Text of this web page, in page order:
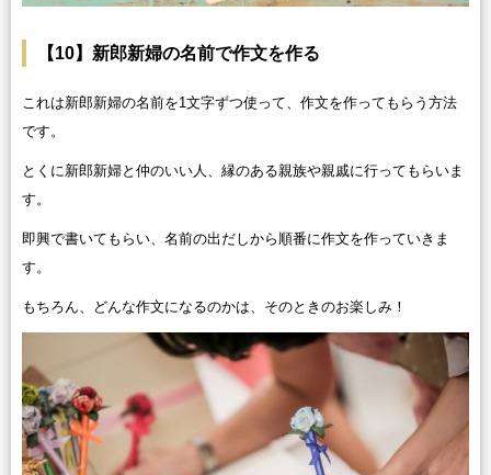
【10】新郎新婦の名前で作文を作る
これは新郎新婦の名前を1文字ずつ使って、作文を作ってもらう方法
です。
とくに新郎新婦と仲のいい人、縁のある親族や親戚に行ってもらいま
す。
即興で書いてもらい、名前の出だしから順番に作文を作っていきま
す。
もちろん、どんな作文になるのかは、そのときのお楽しみ！